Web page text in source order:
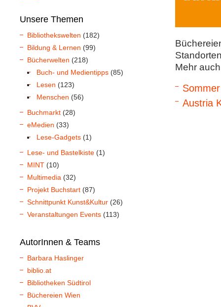
Unsere Themen
Bibliothekswelten (182)
Bildung & Lernen (99)
Bücherwelten (218)
Buch- und Medientipps (85)
Lesen (123)
Menschen (56)
Buchmarkt (28)
eMedien (33)
Lese-Gadgets (1)
Lese- und Bastelkiste (1)
MINT (10)
Multimedia (32)
Projekt Buchstart (87)
Schnittpunkt Kunst&Kultur (26)
Veranstaltungen Events (113)
AutorInnen & Teams
Barbara Haslinger
biblio.at
Bibliotheken Südtirol
Büchereien Wien
Mehr
Austria